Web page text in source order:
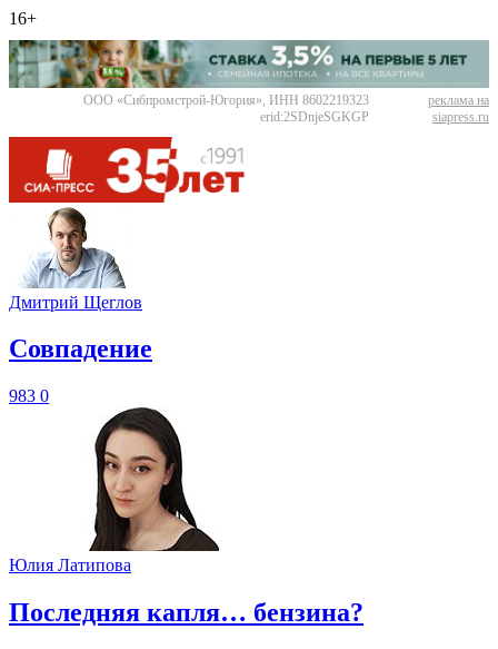
16+
ООО «Сибпромстрой-Югория», ИНН 8602219323
erid:2SDnjeSGKGP
реклама на
siapress.ru
Дмитрий Щеглов
​Совпадение
983 0
Юлия Латипова
​Последняя капля… бензина?